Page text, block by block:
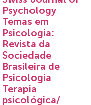
Psychology
Temas em
Psicologia:
Revista da
Sociedade
Brasileira de
Psicologia
Terapia
psicológica/